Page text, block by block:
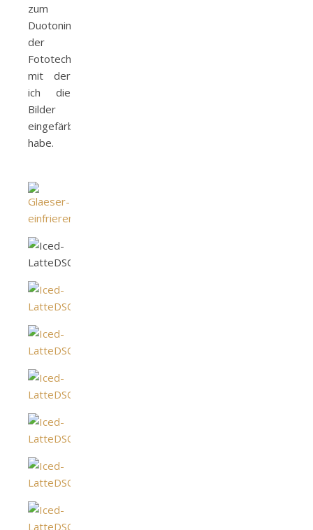
zum
Duotoning,
der
Fototechnik,
mit der
ich die
Bilder
eingefärbt
habe.